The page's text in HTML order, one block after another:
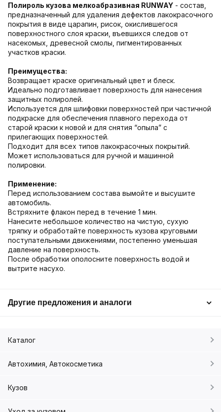
Полироль кузова мелкоабразивная RUNWAY - состав,
предназначенный для удаления дефектов лакокрасочного
покрытия в виде царапин, рисок, окислившегося
поверхностного слоя краски, въевшихся следов от
насекомых, древесной смолы, пигментированных
участков краски.
Преимущества:
Возвращает краске оригинальный цвет и блеск.
Идеально подготавливает поверхность для нанесения
защитных полиролей.
Используется для шлифовки поверхностей при частичной
подкраске для обеспечения плавного перехода от
старой краски к новой и для снятия “опыла” с
прилегающих поверхностей.
Подходит для всех типов лакокрасочных покрытий.
Может использоваться для ручной и машинной
полировки.
Применение:
Перед использованием состава вымойте и высушите
автомобиль.
Встряхните флакон перед в течение 1 мин.
Нанесите небольшое количество на чистую, сухую
тряпку и обработайте поверхность кузова круговыми
поступательными движениями, постепенно уменьшая
давление на поверхность.
После обработки ополосните поверхность водой и
вытрите насухо.
Другие предложения и аналоги
Каталог
Автохимия, Автокосметика
Кузов